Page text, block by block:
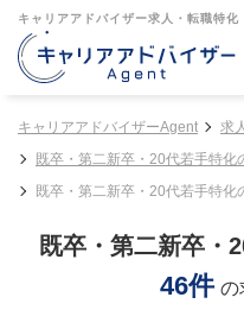
キャリアアドバイザー求人・転職特化
キャリアアドバイザーAgent
求
既卒・第二新卒・20代若手特化
既卒・第二新卒・20代若手特化
既卒・第二新卒・
46件 の